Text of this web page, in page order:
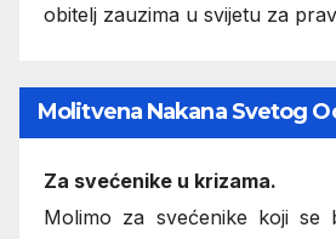
obitelj zauzima u svijetu za
Molitvena Nakana Svetog
Za svećenike u krizama.
Molimo za svećenike koji se